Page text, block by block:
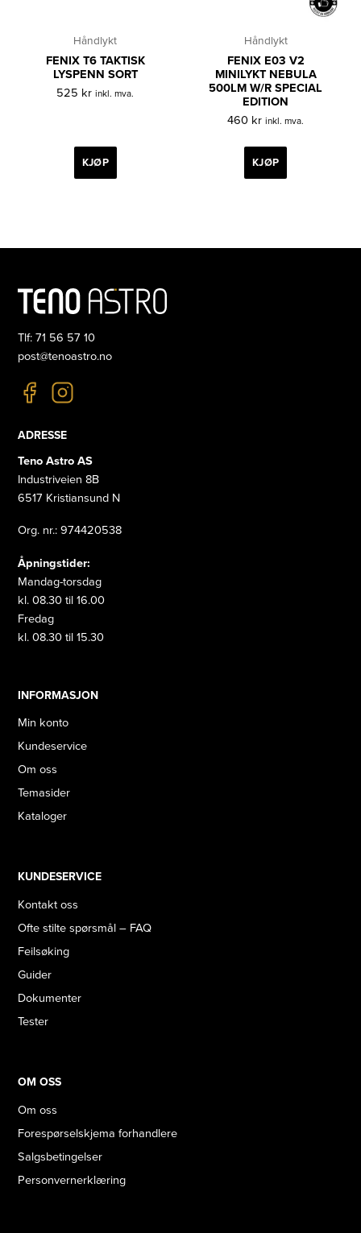
Håndlykt
FENIX T6 TAKTISK
LYSPENN SORT
525 kr inkl. mva.
KJØP
Håndlykt
FENIX E03 V2
MINILYKT NEBULA
500LM W/R SPECIAL
EDITION
460 kr inkl. mva.
KJØP
Tlf: 71 56 57 10
post@tenoastro.no
ADRESSE
Teno Astro AS
Industriveien 8B
6517 Kristiansund N
Org. nr.: 974420538
Åpningstider:
Mandag-torsdag
kl. 08.30 til 16.00
Fredag
kl. 08.30 til 15.30
INFORMASJON
Min konto
Kundeservice
Om oss
Temasider
Kataloger
KUNDESERVICE
Kontakt oss
Ofte stilte spørsmål – FAQ
Feilsøking
Guider
Dokumenter
Tester
OM OSS
Om oss
Forespørselskjema forhandlere
Salgsbetingelser
Personvernerklæring